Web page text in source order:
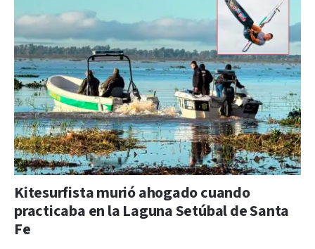
Kitesurfista murió ahogado cuando
practicaba en la Laguna Setúbal de Santa
Fe